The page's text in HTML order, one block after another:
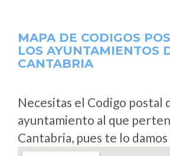
MAPA DE CODIGOS
LOS AYUNTAMIENTOS
CANTABRIA
Necesitas el Codigo postal
ayuntamiento al que
Cantabria, pues te lo